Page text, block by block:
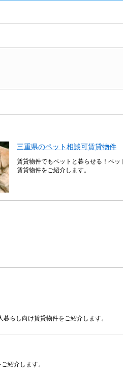
三重県のペット相談可賃貸物件
賃貸物件でもペットと暮らせる！ペッ
賃貸物件をご紹介します。
らし向け賃貸物件をご紹介します。
紹介します。